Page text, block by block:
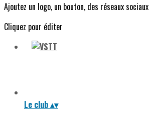
Ajoutez un logo, un bouton, des réseaux sociaux
Cliquez pour éditer
Le club▴▾